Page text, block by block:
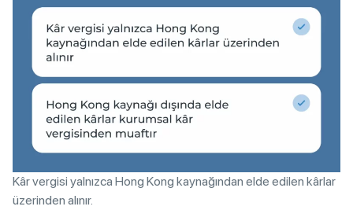
Kâr vergisi yalnızca Hong Kong kaynağından elde edilen kârlar
üzerinden alınır.